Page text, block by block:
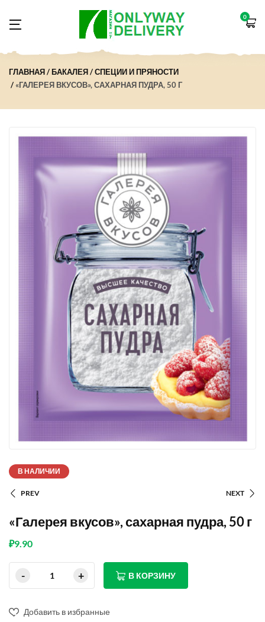
0
ГЛАВНАЯ БАКАЛЕЯ
СПЕЦИИ И ПРЯНОСТИ
«ГАЛЕРЕЯ ВКУСОВ», САХАРНАЯ ПУДРА, 50 Г
В НАЛИЧИИ
PREV NEXT
«Галерея вкусов», сахарная пудра, 50 г
₽9.90
В КОРЗИНУ
Добавить в избранные